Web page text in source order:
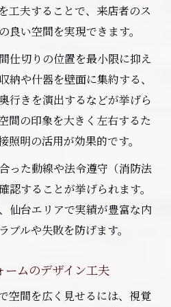
工夫することで、来店者のス
良い空間を実現できます。
仕切りの位置を最小限に抑え
納や什器を壁面に集約する、
行きを演出するなどが挙げら
間の印象を大きく左右するた
照明の活用が効果的です。
った動線や法令遵守（消防法
認することが挙げられます。
仙台エリアで実績が豊富な内
ルや失敗を防げます。
ームのデザイン工夫
空間を広く見せるには、視覚